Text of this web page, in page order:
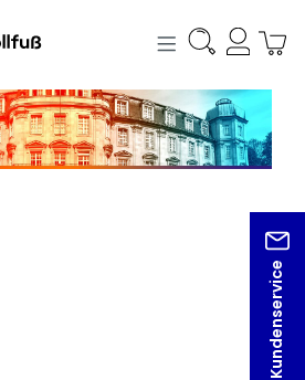
Kundenservice